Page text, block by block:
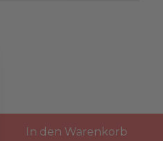
In den Warenkorb